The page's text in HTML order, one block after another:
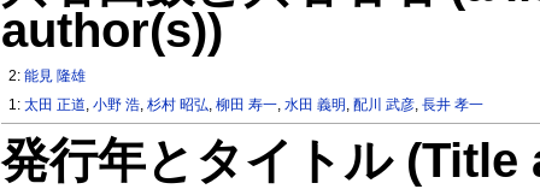
author(s))
2:能見 隆雄
1:太田 正道,小野 浩,杉村 昭弘,柳田 寿一,水田 義明 ,配川 武彦,長井 孝一
発行年とタイトル